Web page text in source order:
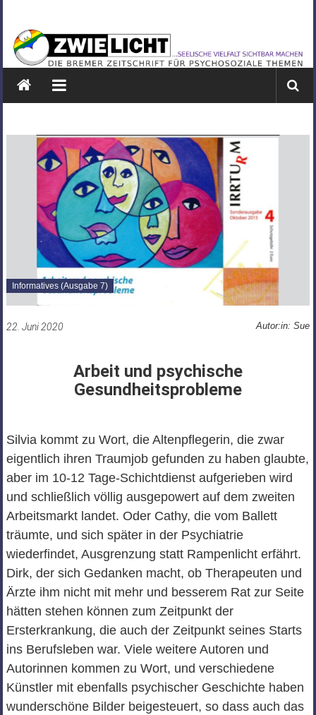
springen
ZWIELICHT
BREMEN
DIE
PSYCHOSOZIALE
THEMEN
Informatives (Ausgabe 7)
22. Juni 2020 Autor:in: Sue
Arbeit und psychische
Gesundheitsprobleme
Silvia kommt zu Wort, die Altenpflegerin, die zwar
eigentlich ihren Traumjob gefunden zu haben glaubte,
aber im 10-12 Tage-Schichtdienst aufgerieben wird
und schließlich völlig ausgepowert auf dem zweiten
Arbeitsmarkt landet. Oder Cathy, die vom Ballett
träumte, und sich später in der Psychiatrie
wiederfindet, Ausgrenzung statt Rampenlicht erfährt.
Dirk, der sich Gedanken macht, ob Therapeuten und
Ärzte ihm nicht mit mehr und besserem Rat zur Seite
hätten stehen können zum Zeitpunkt der
Ersterkrankung, die auch der Zeitpunkt seines Starts
ins Berufsleben war. Viele weitere Autoren und
Autorinnen kommen zu Wort, und verschiedene
Künstler mit ebenfalls psychischer Geschichte haben
wunderschöne Bilder beigesteuert, so dass auch das